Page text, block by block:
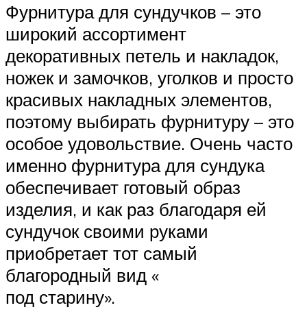
Фурнитура для сундучков – это
широкий ассортимент
декоративных петель и накладок,
ножек и замочков, уголков и просто
красивых накладных элементов,
поэтому выбирать фурнитуру – это
особое удовольствие. Очень часто
именно фурнитура для сундука
обеспечивает готовый образ
изделия, и как раз благодаря ей
сундучок своими руками
приобретает тот самый
благородный вид «
под старину».